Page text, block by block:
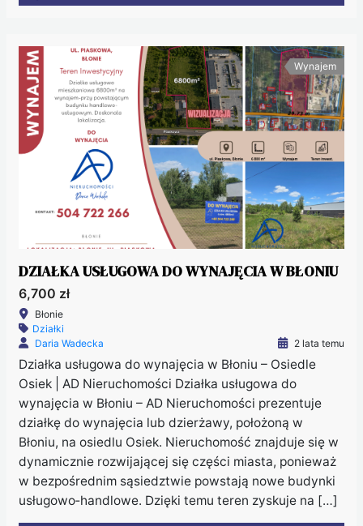
Wynajem
DZIAŁKA USŁUGOWA DO WYNAJĘCIA W BŁONIU
6,700 zł
Błonie
Działki
Daria Wadecka
2 lata temu
Działka usługowa do wynajęcia w Błoniu – Osiedle
Osiek | AD Nieruchomości Działka usługowa do
wynajęcia w Błoniu – AD Nieruchomości prezentuje
działkę do wynajęcia lub dzierżawy, położoną w
Błoniu, na osiedlu Osiek. Nieruchomość znajduje się w
dynamicznie rozwijającej się części miasta, ponieważ
w bezpośrednim sąsiedztwie powstają nowe budynki
usługowo‑handlowe. Dzięki temu teren zyskuje na […]